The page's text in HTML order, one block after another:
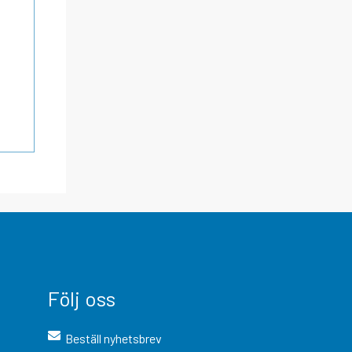
Följ oss
Beställ nyhetsbrev